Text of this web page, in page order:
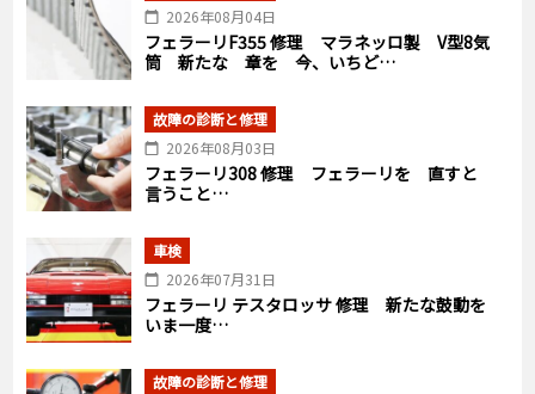
2026年08月04日
フェラーリF355 修理 マラネッロ製 V型8気
筒 新たな 章を 今、いちど…
故障の診断と修理
2026年08月03日
フェラーリ308 修理 フェラーリを 直すと
言うこと…
車検
2026年07月31日
フェラーリ テスタロッサ 修理 新たな鼓動を
いま一度…
故障の診断と修理